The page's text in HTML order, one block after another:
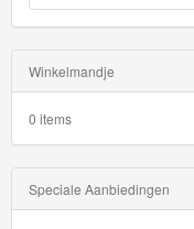
Little
Dutch
Super
Mario
Disney
Cars
Winkelmandje
0 items
Speciale Aanbiedingen